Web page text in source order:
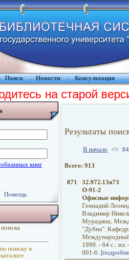
Поиск Новости Консультация
на старой
Помощь
поиску в
Результаты
В начало <<
Всего: 913
871
32.972.13я73
О-91-2
Офисные
Геннадий
Владимир
Мурадяна;
"Дубна".
Международный
1999. - 64 с.: ил.
001-6.